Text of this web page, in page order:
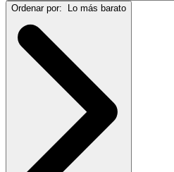
Ordenar por:
Lo más barato